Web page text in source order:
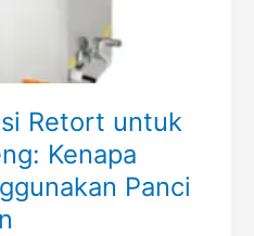
Retort untuk
Kenapa
Panci